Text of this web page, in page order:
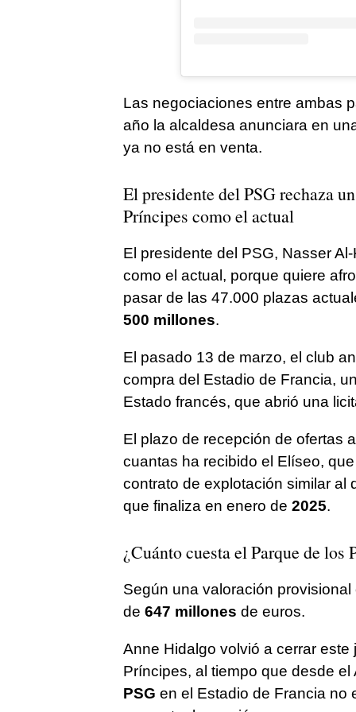
Las negociaciones entre ambas
año la alcaldesa anunciara en
ya no está en venta.
El presidente del PSG rechaza
Príncipes como el actual
El presidente del PSG, Nasser
como el actual, porque quiere
pasar de las 47.000 plazas
500 millones.
El pasado 13 de marzo, el club
compra del Estadio de Francia,
Estado francés, que abrió una
El plazo de recepción de ofertas
cuantas ha recibido el Elíseo,
contrato de explotación similar al
que finaliza en enero de 2025.
¿Cuánto cuesta el Parque de los
Según una valoración
de 647 millones de euros.
Anne Hidalgo volvió a cerrar
Príncipes, al tiempo que desde
PSG en el Estadio de Francia no